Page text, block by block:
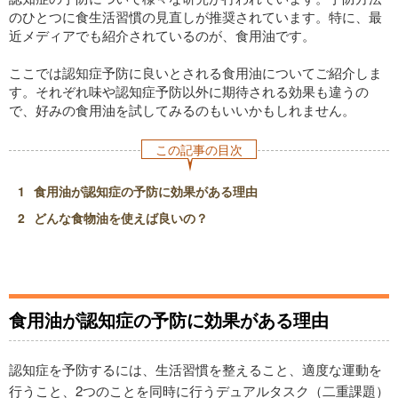
のひとつに食生活習慣の見直しが推奨されています。特に、最
近メディアでも紹介されているのが、食用油です。
ここでは認知症予防に良いとされる食用油についてご紹介しま
す。それぞれ味や認知症予防以外に期待される効果も違うの
で、好みの食用油を試してみるのもいいかもしれません。
この記事の目次
食用油が認知症の予防に効果がある理由
どんな食物油を使えば良いの？
食用油が認知症の予防に効果がある理由
認知症を予防するには、生活習慣を整えること、適度な運動を
行うこと、2つのことを同時に行うデュアルタスク（二重課題）